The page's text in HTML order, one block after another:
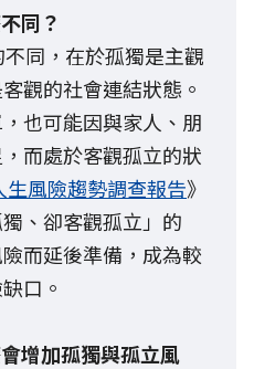
同？
同，在於孤獨是主觀
觀的社會連結狀態。
也可能因與家人、朋
而處於客觀孤立的狀
生風險趨勢調查報告》
、卻客觀孤立」的
而延後準備，成為較
口。
增加孤獨與孤立風